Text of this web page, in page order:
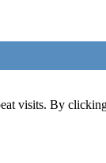
visits. By